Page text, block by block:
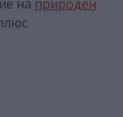
на природен